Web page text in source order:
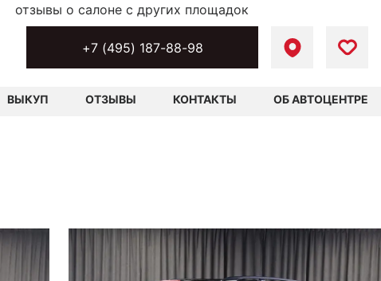
+7 (495) 187-88-98
ВЫКУП ОТЗЫВЫ КОНТАКТЫ ОБ АВТОЦЕНТРЕ
отзывы о салоне с других площадок